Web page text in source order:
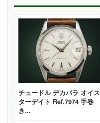
チュードル デカバラ オイス
ターデイト Ref.7974 手巻
き...